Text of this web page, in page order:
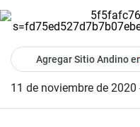
Agregar Sitio Andino
11 de noviembre de 2020